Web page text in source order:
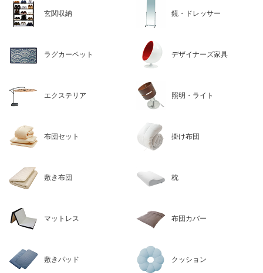
玄関収納 鏡・ドレッサー
ラグカーペット デザイナーズ家具
エクステリア 照明・ライト
布団セット 掛け布団
敷き布団 枕
マットレス 布団カバー
敷きパッド クッション